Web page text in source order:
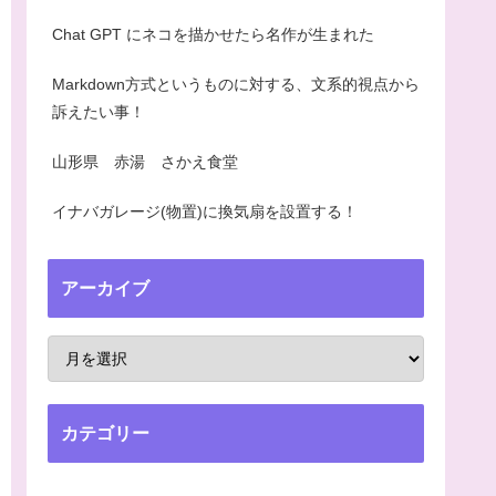
Chat GPT にネコを描かせたら名作が生まれた
Markdown方式というものに対する、文系的視点から
訴えたい事！
山形県 赤湯 さかえ食堂
イナバガレージ(物置)に換気扇を設置する！
アーカイブ
カテゴリー